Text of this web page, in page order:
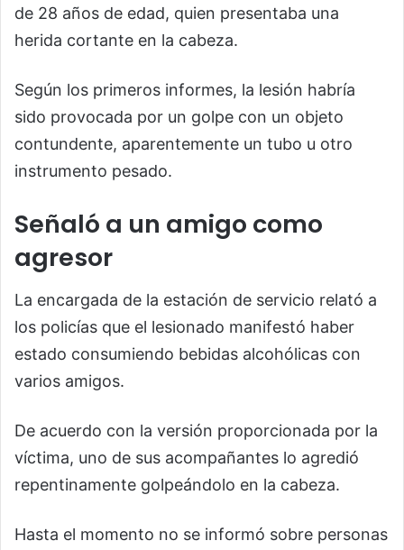
de 28 años de edad, quien presentaba una
herida cortante en la cabeza.
Según los primeros informes, la lesión habría
sido provocada por un golpe con un objeto
contundente, aparentemente un tubo u otro
instrumento pesado.
Señaló a un amigo como
agresor
La encargada de la estación de servicio relató a
los policías que el lesionado manifestó haber
estado consumiendo bebidas alcohólicas con
varios amigos.
De acuerdo con la versión proporcionada por la
víctima, uno de sus acompañantes lo agredió
repentinamente golpeándolo en la cabeza.
Hasta el momento no se informó sobre personas